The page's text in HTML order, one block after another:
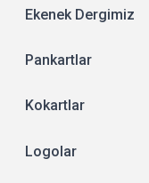
Ekenek Dergimiz
Pankartlar
Kokartlar
Logolar